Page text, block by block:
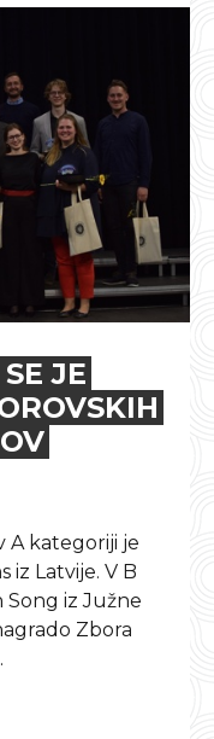
JE
A kategoriji je
iz Latvije. V B
Song iz Južne
Zbora